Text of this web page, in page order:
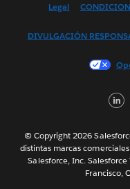
Legal
DIVULGACIÓN
© Copyright 2026
distintas marcas
Salesforce, Inc.
Francisco,